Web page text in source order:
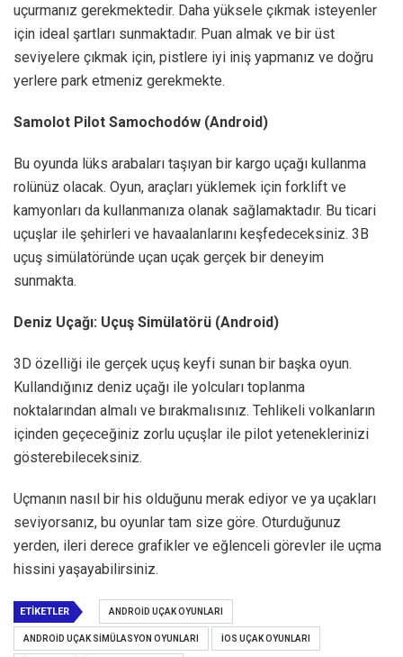
uçurmanız gerekmektedir. Daha yüksele çıkmak isteyenler
için ideal şartları sunmaktadır. Puan almak ve bir üst
seviyelere çıkmak için, pistlere iyi iniş yapmanız ve doğru
yerlere park etmeniz gerekmekte.
Samolot Pilot Samochodów (Android)
Bu oyunda lüks arabaları taşıyan bir kargo uçağı kullanma
rolünüz olacak. Oyun, araçları yüklemek için forklift ve
kamyonları da kullanmanıza olanak sağlamaktadır. Bu ticari
uçuşlar ile şehirleri ve havaalanlarını keşfedeceksiniz. 3B
uçuş simülatöründe uçan uçak gerçek bir deneyim
sunmakta.
Deniz Uçağı: Uçuş Simülatörü (Android)
3D özelliği ile gerçek uçuş keyfi sunan bir başka oyun.
Kullandığınız deniz uçağı ile yolcuları toplanma
noktalarından almalı ve bırakmalısınız. Tehlikeli volkanların
içinden geçeceğiniz zorlu uçuşlar ile pilot yeteneklerinizi
gösterebileceksiniz.
Uçmanın nasıl bir his olduğunu merak ediyor ve ya uçakları
seviyorsanız, bu oyunlar tam size göre. Oturduğunuz
yerden, ileri derece grafikler ve eğlenceli görevler ile uçma
hissini yaşayabilirsiniz.
ETIKETLER ANDROID UÇAK OYUNLARI
ANDROID UÇAK SIMÜLASYON OYUNLARI İOS UÇAK OYUNLARI